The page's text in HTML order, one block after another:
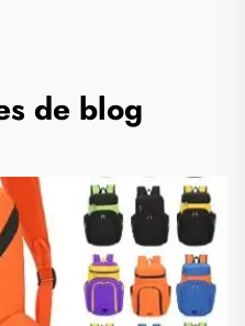
de blog